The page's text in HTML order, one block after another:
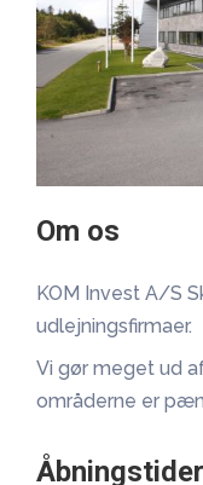
Om os
KOM Invest A/S
udlejningsfirmaer.
Vi gør meget ud
områderne er
Åbningstider